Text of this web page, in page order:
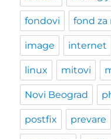
fondovi fond za
image internet
linux mitovi
Novi Beograd
postfix prevare